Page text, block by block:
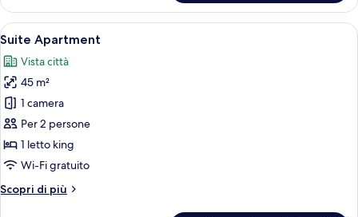
Studio
Regular
Apri
tutte
le
foto
per
Suite
Apartment
Una camera da letto moderna con
10
Suite Apartment
Vista città
45 m²
1 camera
Per 2 persone
1 letto king
Wi-Fi gratuito
Scopri di più
Altri